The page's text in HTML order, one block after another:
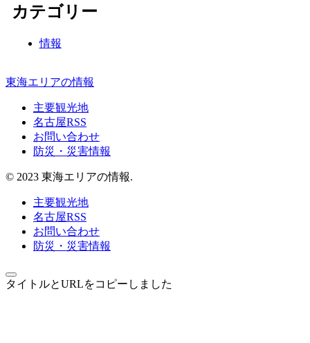
カテゴリー
情報
東海エリアの情報
主要観光地
名古屋RSS
お問い合わせ
防災・災害情報
© 2023 東海エリアの情報.
主要観光地
名古屋RSS
お問い合わせ
防災・災害情報
タイトルとURLをコピーしました